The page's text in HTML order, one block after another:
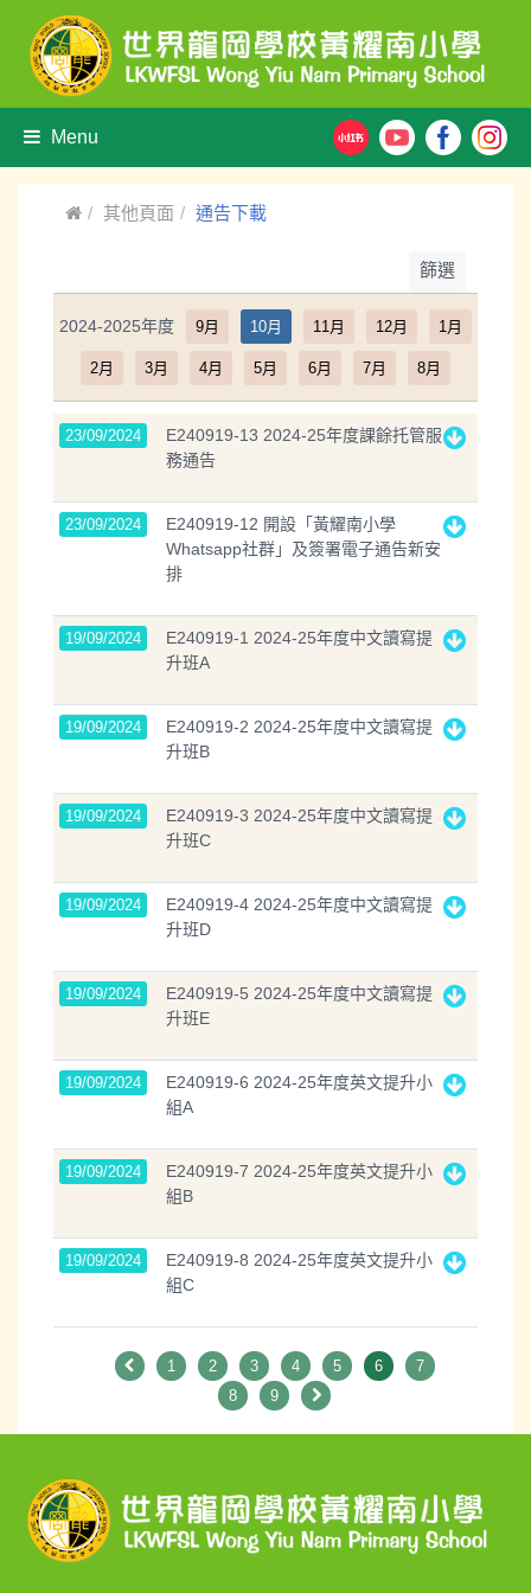
Menu
其他頁面 通告下載
篩選
2024-2025年度 9月 10月 11月 12月 1月
2月 3月 4月 5月 6月 7月 8月
23/09/2024
E240919-13 2024-25年度課餘托管服
務通告
23/09/2024
E240919-12 開設「黃耀南小學
Whatsapp社群」及簽署電子通告新安
排
19/09/2024
E240919-1 2024-25年度中文讀寫提
升班A
19/09/2024
E240919-2 2024-25年度中文讀寫提
升班B
19/09/2024
E240919-3 2024-25年度中文讀寫提
升班C
19/09/2024
E240919-4 2024-25年度中文讀寫提
升班D
19/09/2024
E240919-5 2024-25年度中文讀寫提
升班E
19/09/2024
E240919-6 2024-25年度英文提升小
組A
19/09/2024
E240919-7 2024-25年度英文提升小
組B
19/09/2024
E240919-8 2024-25年度英文提升小
組C
1 2 3 4 5 6
7
8
9